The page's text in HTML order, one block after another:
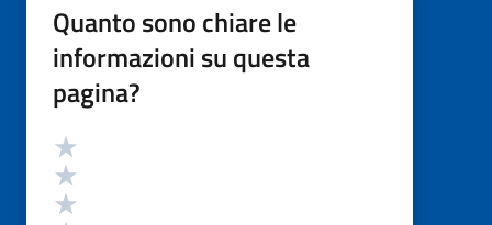
Quanto sono chiare le
informazioni su questa
pagina?
Valutazione